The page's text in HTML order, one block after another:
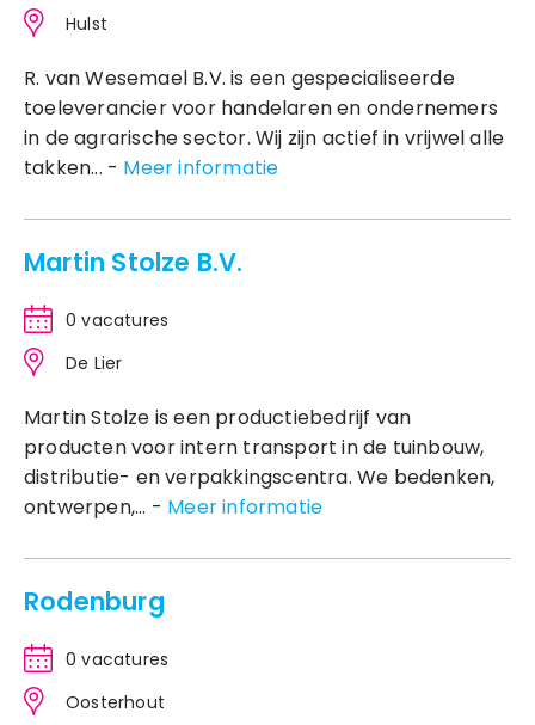
Hulst
R. van Wesemael B.V. is een gespecialiseerde
toeleverancier voor handelaren en ondernemers
in de agrarische sector. Wij zijn actief in vrijwel alle
takken... - Meer informatie
Martin Stolze B.V.
0 vacatures
De Lier
Martin Stolze is een productiebedrijf van
producten voor intern transport in de tuinbouw,
distributie- en verpakkingscentra. We bedenken,
ontwerpen,... - Meer informatie
Rodenburg
0 vacatures
Oosterhout